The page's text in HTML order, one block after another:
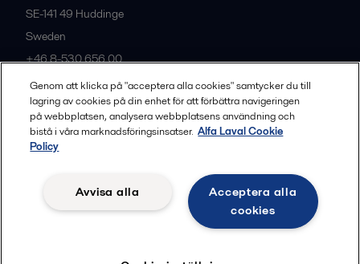
SE-141 49 Huddinge
Sweden
+46 8-530 656 00
Alla kontor och partners
Legal terms and conditions
Community guidelines
Genom att klicka på "acceptera alla cookies" samtycker du till
lagring av cookies på din enhet för att förbättra navigeringen
på webbplatsen, analysera webbplatsens användning och
bistå i våra marknadsföringsinsatser. Alfa Laval Cookie
Policy
Acceptera alla
cookies
Avvisa alla